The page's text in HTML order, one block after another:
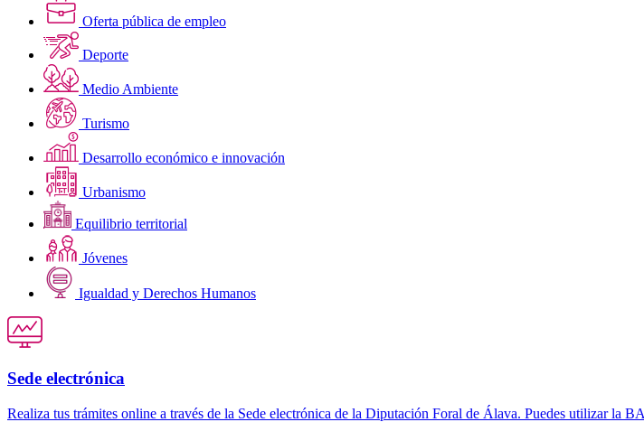
Oferta pública de empleo
Deporte
Medio Ambiente
Turismo
Desarrollo económico e innovación
Urbanismo
Equilibrio territorial
Jóvenes
Igualdad y Derechos Humanos
Sede electrónica
Realiza tus trámites online a través de la Sede electrónica de la Diputación Foral de Álava. Puedes utilizar la